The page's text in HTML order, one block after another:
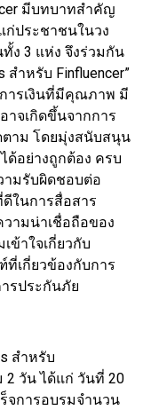
มีบทบาทสำคัญ
ก่ประชาชนในวง
ง 3 แห่ง จึงร่วมกัน
สำหรับ Finfluencer”
ารเงินที่มีคุณภาพ มี
าจเกิดขึ้นจากการ
ตาม โดยมุ่งสนับสนุน
ด้อย่างถูกต้อง ครบ
ามรับผิดชอบต่อ
ในการสื่อสาร
ามน่าเชื่อถือของ
ข้าใจเกี่ยวกับ
เกี่ยวข้องกับการ
รประกันภัย
สำหรับ
2 วัน ได้แก่ วันที่ 20
จการอบรมจำนวน